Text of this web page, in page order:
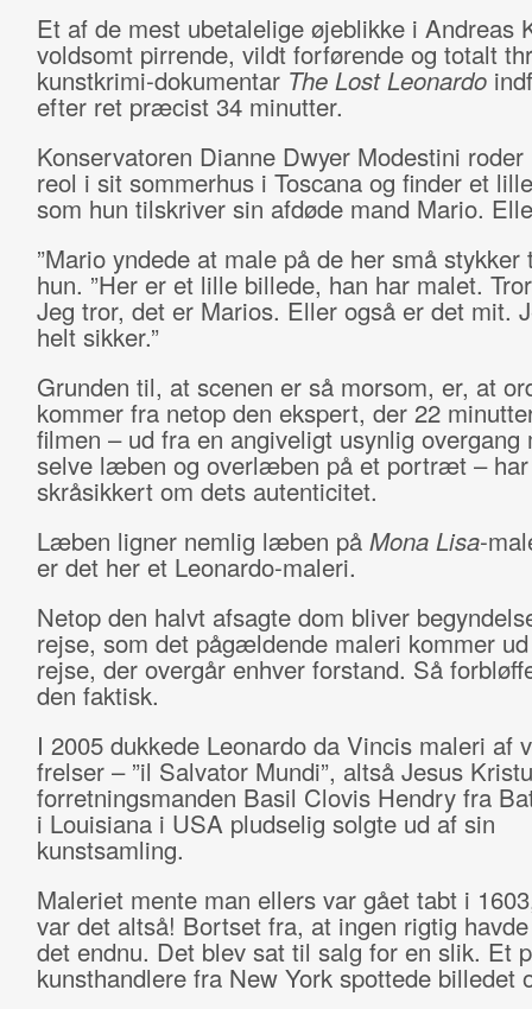
Et af de mest ubetalelige øjeblikke i Andreas
voldsomt pirrende, vildt forførende og totalt
kunstkrimi-dokumentar The Lost Leonardo
efter ret præcist 34 minutter.
Konservatoren Dianne Dwyer Modestini
reol i sit sommerhus i Toscana og finder et
som hun tilskriver sin afdøde mand Mario.
”Mario yndede at male på de her små
hun. ”Her er et lille billede, han har malet.
Jeg tror, det er Marios. Eller også er det mit.
helt sikker.”
Grunden til, at scenen er så morsom, er, at
kommer fra netop den ekspert, der 22
filmen – ud fra en angiveligt usynlig overgang
selve læben og overlæben på et portræt –
skråsikkert om dets autenticitet.
Læben ligner nemlig læben på Mona Lisa-
er det her et Leonardo-maleri.
Netop den halvt afsagte dom bliver
rejse, som det pågældende maleri kommer
rejse, der overgår enhver forstand. Så
den faktisk.
I 2005 dukkede Leonardo da Vincis maleri af
frelser – ”il Salvator Mundi”, altså Jesus
forretningsmanden Basil Clovis Hendry fra
i Louisiana i USA pludselig solgte ud af sin
kunstsamling.
Maleriet mente man ellers var gået tabt i
var det altså! Bortset fra, at ingen rigtig
det endnu. Det blev sat til salg for en slik. Et
kunsthandlere fra New York spottede billedet